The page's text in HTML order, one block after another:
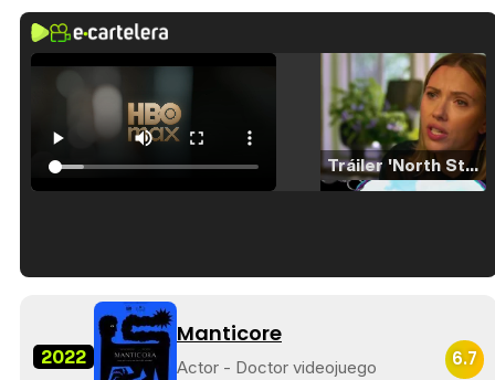
Tráiler 'North Star' (2023)
2022
Manticore
Actor - Doctor videojuego 6.7